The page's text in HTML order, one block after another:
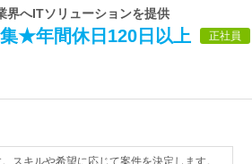
界へITソリューションを提供
★年間休日120日以上 正社員
スキルや希望に応じて案件を決定します。